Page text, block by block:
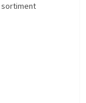
sortiment